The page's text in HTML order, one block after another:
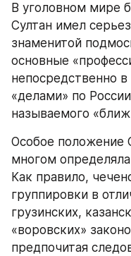
В уголовном мире
Султан имел
знаменитой
основные
непосредственно
«делами» по
называемого
Особое положение
многом
Как правило,
группировки в
грузинских,
«воровских»
предпочитая